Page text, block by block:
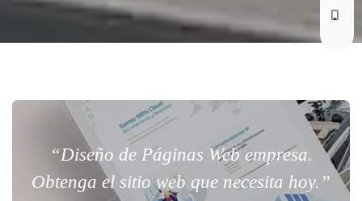
“Diseño de Páginas Web empresa.
Obtenga el sitio web que necesita hoy.”